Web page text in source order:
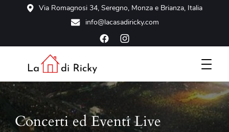
Via Romagnosi 34, Seregno, Monza e Brianza, Italia
info@lacasadiricky.com
La Casa di Ricky
Scopri la tua casa vacanze a Seregno, a due passi da Monza
e Milano
Concerti ed Eventi Live